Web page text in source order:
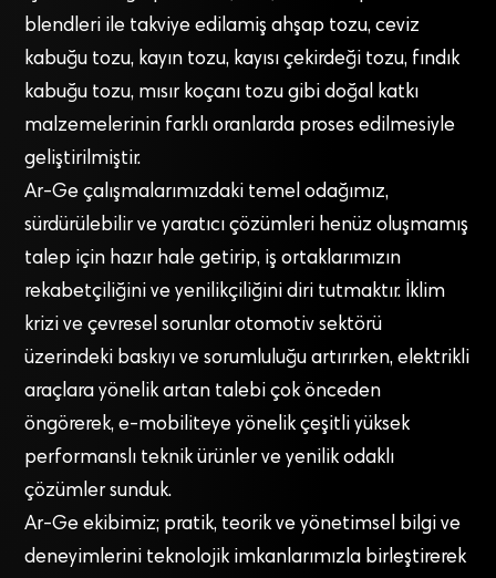
blendleri ile takviye edilamiş ahşap tozu, ceviz
kabuğu tozu, kayın tozu, kayısı çekirdeği tozu, fındık
kabuğu tozu, mısır koçanı tozu gibi doğal katkı
malzemelerinin farklı oranlarda proses edilmesiyle
geliştirilmiştir.
Ar-Ge çalışmalarımızdaki temel odağımız,
sürdürülebilir ve yaratıcı çözümleri henüz oluşmamış
talep için hazır hale getirip, iş ortaklarımızın
rekabetçiliğini ve yenilikçiliğini diri tutmaktır. İklim
krizi ve çevresel sorunlar otomotiv sektörü
üzerindeki baskıyı ve sorumluluğu artırırken, elektrikli
araçlara yönelik artan talebi çok önceden
öngörerek, e-mobiliteye yönelik çeşitli yüksek
performanslı teknik ürünler ve yenilik odaklı
çözümler sunduk.
Ar-Ge ekibimiz; pratik, teorik ve yönetimsel bilgi ve
deneyimlerini teknolojik imkanlarımızla birleştirerek